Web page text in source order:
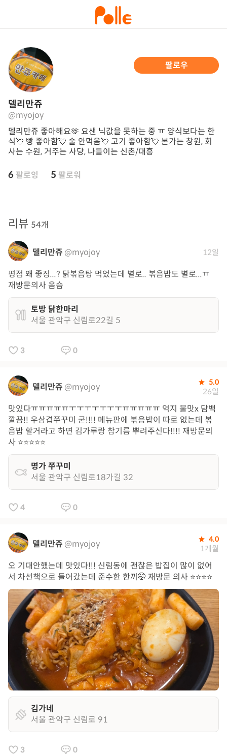
팔로우
델리만쥬
@myojoy
델리만쥬 좋아해요🫶 요샌 닉값을 못하는 중 ㅠ 양식보다는 한
식💘 빵 좋아함💘 술 안먹음💘 고기 좋아함💘 본가는 창원, 회
사는 수원, 거주는 사당, 나들이는 신촌/대흥
6 팔로잉 5 팔로워
리뷰 54개
델리만쥬 @myojoy 12일
평점 왜 좋징...? 닭볶음탕 먹었는데 별로.. 볶음밥도 별로...ㅠ
재방문의사 음슴
토방 닭한마리
서울 관악구 신림로22길 5
3 0
델리만쥬 @myojoy 5.0
26일
맛있다ㅠㅠㅠㅠㅠㅜㅜㅜㅜㅜㅜㅜㅠㅠㅠㅠㅠ 억지 불맛x 담백
깔끔!! 우삼겹쭈꾸미 굳!!!! 메뉴판에 볶음밥이 따로 없는데 볶
음밥 할거라고 하면 김가루랑 참기름 뿌려주신다!!!! 재방문의
사 ⭐️⭐️⭐️⭐️⭐️
명가 쭈꾸미
서울 관악구 신림로18가길 32
4 0
델리만쥬 @myojoy 4.0
1개월
오 기대안했는데 맛있다!!! 신림동에 괜찮은 밥집이 많이 없어
서 차선책으로 들어갔는데 준수한 한끼🤭 재방문 의사 ⭐️⭐️⭐️⭐️
김가네
서울 관악구 신림로 91
3 0